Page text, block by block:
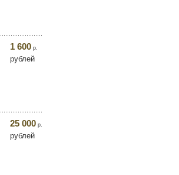
1 600 р.
рублей
25 000 р.
рублей